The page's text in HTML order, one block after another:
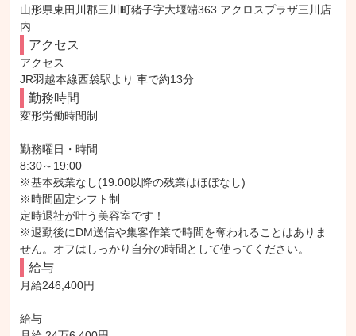
山形県東田川郡三川町猪子字大堰端363 アクロスプラザ三川店
内
アクセス
アクセス
JR羽越本線西袋駅より 車で約13分
勤務時間
変形労働時間制
勤務曜日・時間
8:30～19:00
※基本残業なし(19:00以降の残業はほぼなし)
※時間固定シフト制
定時退社が叶う美容室です！
※退勤後にDM送信や集客作業で時間を奪われることはありま
せん。オフはしっかり自分の時間として使ってください。
給与
月給246,400円
給与